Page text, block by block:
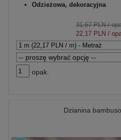
Odzieżowa, dekoracyjna
31,67 PLN/
22,17 PLN/
opak.
Dzianina